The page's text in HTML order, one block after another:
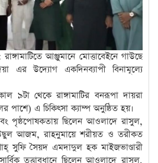
আঞ্জুমানে মোত্তাবেইনে গাউছে
এর উদ্যোগ একদিনব্যাপী বিনামূল্যে
৯টা থেকে রাঙ্গামাটির বনরূপা দায়রা
পাশে) এ চিকিৎসা ক্যাম্প অনুষ্ঠিত হয়।
পৃষ্ঠপোষকতায় ছিলেন আওলাদে রাসুল,
আজম, রাহনুমায়ে শরীয়ত ও তরীকত
সুফি সৈয়দ এমদাদুল হক মাইজভাণ্ডারী
তত্ত্বাবধানে ছিলেন আওলাদে রাসুল,